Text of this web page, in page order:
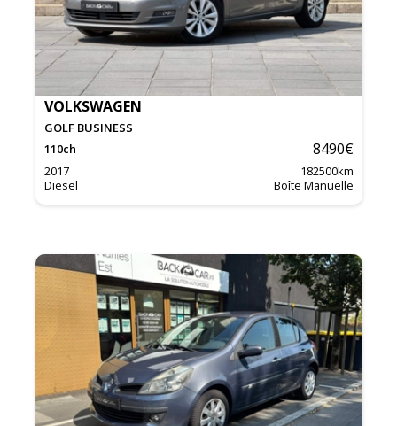
VOLKSWAGEN
GOLF BUSINESS
110ch 8490€
2017 182500km
Diesel
Boîte Manuelle